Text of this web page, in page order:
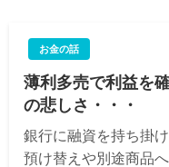
お金の話
薄利多売で利益を
の悲しさ・・・
銀行に融資を持ち掛
預け替えや別途商品